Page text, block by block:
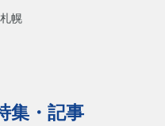
札幌
集・記事